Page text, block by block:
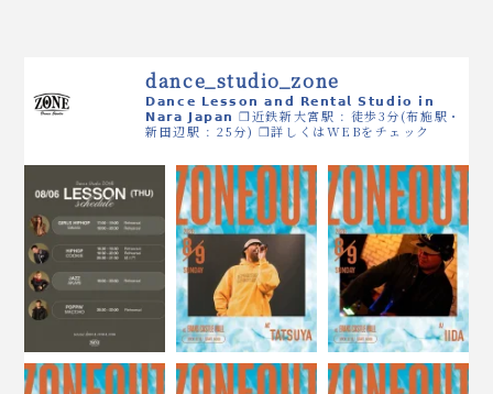
dance_studio_zone
𝗗𝗮𝗻𝗰𝗲 𝗟𝗲𝘀𝘀𝗼𝗻 𝗮𝗻𝗱 𝗥𝗲𝗻𝘁𝗮𝗹 𝗦𝘁𝘂𝗱𝗶𝗼 𝗶𝗻
𝗡𝗮𝗿𝗮 𝗝𝗮𝗽𝗮𝗻❒近鉄新大宮駅 : 徒歩3分(布施駅・
新田辺駅 : 25分) ❒詳しくはWEBをチェック